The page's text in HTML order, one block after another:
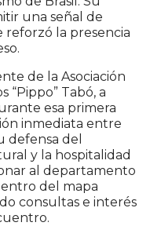
una señal de
la presencia
de la Asociación
“Pippo” Tabó, a
esa primera
inmediata entre
defensa del
y la hospitalidad
al departamento
del mapa
consultas e interés